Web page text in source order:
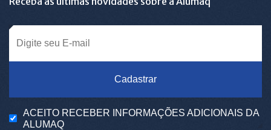
Cadastrar
ACEITO RECEBER INFORMAÇÕES ADICIONAIS DA
ALUMAQ